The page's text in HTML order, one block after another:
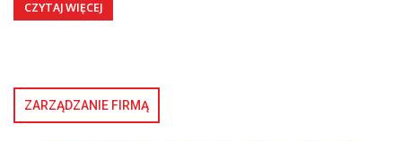
CZYTAJ WIĘCEJ
ZARZĄDZANIE FIRMĄ